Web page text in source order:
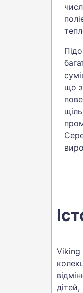
що
Viking